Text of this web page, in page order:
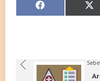
Share
on
Facebook X